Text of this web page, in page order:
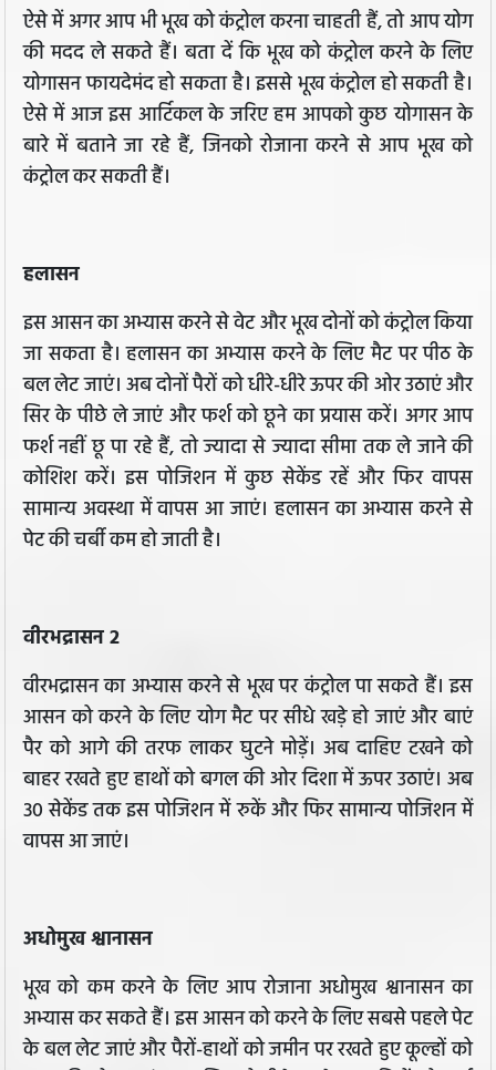
ऐसे में अगर आप भी भूख को कंट्रोल करना चाहती हैं, तो आप योग
की मदद ले सकते हैं। बता दें कि भूख को कंट्रोल करने के लिए
योगासन फायदेमंद हो सकता है। इससे भूख कंट्रोल हो सकती है।
ऐसे में आज इस आर्टिकल के जरिए हम आपको कुछ योगासन के
बारे में बताने जा रहे हैं, जिनको रोजाना करने से आप भूख को
कंट्रोल कर सकती हैं।
हलासन
इस आसन का अभ्यास करने से वेट और भूख दोनों को कंट्रोल किया
जा सकता है। हलासन का अभ्यास करने के लिए मैट पर पीठ के
बल लेट जाएं। अब दोनों पैरों को धीरे-धीरे ऊपर की ओर उठाएं और
सिर के पीछे ले जाएं और फर्श को छूने का प्रयास करें। अगर आप
फर्श नहीं छू पा रहे हैं, तो ज्यादा से ज्यादा सीमा तक ले जाने की
कोशिश करें। इस पोजिशन में कुछ सेकेंड रहें और फिर वापस
सामान्य अवस्था में वापस आ जाएं। हलासन का अभ्यास करने से
पेट की चर्बी कम हो जाती है।
वीरभद्रासन 2
वीरभद्रासन का अभ्यास करने से भूख पर कंट्रोल पा सकते हैं। इस
आसन को करने के लिए योग मैट पर सीधे खड़े हो जाएं और बाएं
पैर को आगे की तरफ लाकर घुटने मोड़ें। अब दाहिए टखने को
बाहर रखते हुए हाथों को बगल की ओर दिशा में ऊपर उठाएं। अब
30 सेकेंड तक इस पोजिशन में रुकें और फिर सामान्य पोजिशन में
वापस आ जाएं।
अधोमुख श्वानासन
भूख को कम करने के लिए आप रोजाना अधोमुख श्वानासन का
अभ्यास कर सकते हैं। इस आसन को करने के लिए सबसे पहले पेट
के बल लेट जाएं और पैरों-हाथों को जमीन पर रखते हुए कूल्हों को